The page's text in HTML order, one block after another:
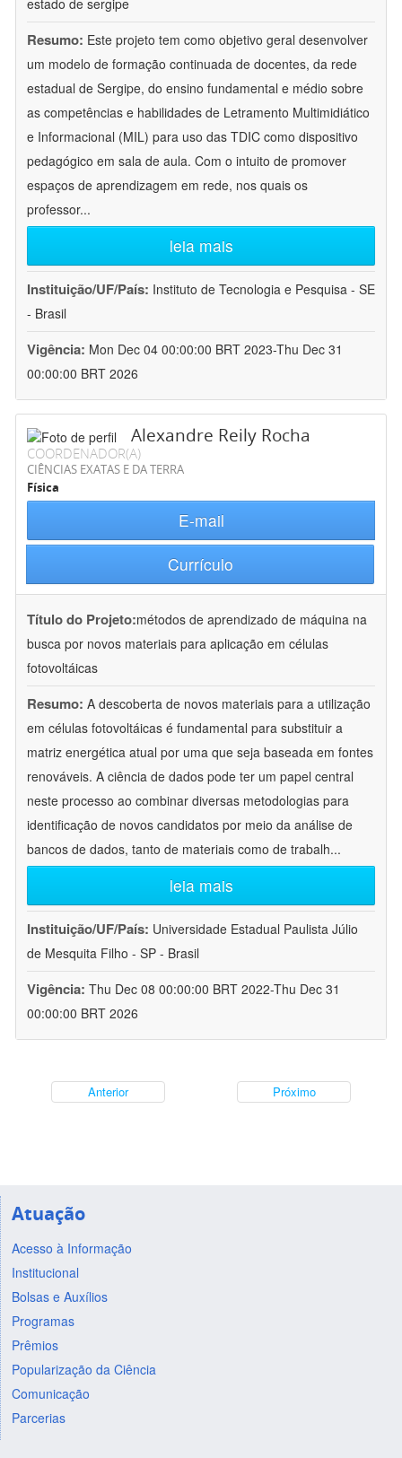
estado de sergipe
Resumo: Este projeto tem como objetivo geral desenvolver
um modelo de formação continuada de docentes, da rede
estadual de Sergipe, do ensino fundamental e médio sobre
as competências e habilidades de Letramento Multimidiático
e Informacional (MIL) para uso das TDIC como dispositivo
pedagógico em sala de aula. Com o intuito de promover
espaços de aprendizagem em rede, nos quais os
professor...
leia mais
Instituição/UF/País: Instituto de Tecnologia e Pesquisa - SE
- Brasil
Vigência: Mon Dec 04 00:00:00 BRT 2023-Thu Dec 31
00:00:00 BRT 2026
Alexandre Reily Rocha
COORDENADOR(A)
CIÊNCIAS EXATAS E DA TERRA
Física
E-mail
Currículo
Título do Projeto:métodos de aprendizado de máquina na
busca por novos materiais para aplicação em células
fotovoltáicas
Resumo: A descoberta de novos materiais para a utilização
em células fotovoltáicas é fundamental para substituir a
matriz energética atual por uma que seja baseada em fontes
renováveis. A ciência de dados pode ter um papel central
neste processo ao combinar diversas metodologias para
identificação de novos candidatos por meio da análise de
bancos de dados, tanto de materiais como de trabalh...
leia mais
Instituição/UF/País: Universidade Estadual Paulista Júlio
de Mesquita Filho - SP - Brasil
Vigência: Thu Dec 08 00:00:00 BRT 2022-Thu Dec 31
00:00:00 BRT 2026
Anterior Próximo
Atuação
Acesso à Informação
Institucional
Bolsas e Auxílios
Programas
Prêmios
Popularização da Ciência
Comunicação
Parcerias